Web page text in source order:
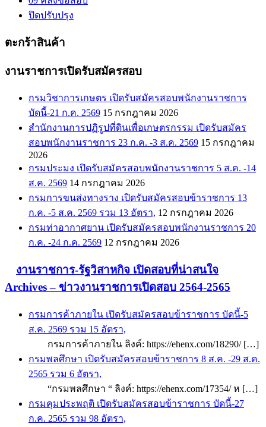
ปิดปรับปรุง
ตะกร้าสินค้า
งานราชการเปิดรับสมัครสอบ
กรมวิชาการเกษตร เปิดรับสมัครสอบพนักงานราชการ
บัดนี้-21 ก.ค. 2569 15 กรกฎาคม 2026
สำนักงานการปฏิรูปที่ดินเพื่อเกษตรกรรม เปิดรับสมัคร
สอบพนักงานราชการ 23 ก.ค. -3 ส.ค. 2569 15 กรกฎาคม
2026
กรมประมง เปิดรับสมัครสอบพนักงานราชการ 5 ส.ค. -14
ส.ค. 2569 14 กรกฎาคม 2026
กรมการขนส่งทางราง เปิดรับสมัครสอบข้าราชการ 13
ก.ค. -5 ส.ค. 2569 รวม 13 อัตรา, 12 กรกฎาคม 2026
กรมท่าอากาศยาน เปิดรับสมัครสอบพนักงานราชการ 20
ก.ค. -24 ก.ค. 2569 12 กรกฎาคม 2026
งานราชการ-รัฐวิสาหกิจ เปิดสอบที่น่าสนใจ
Archives – ข่าวงานราชการเปิดสอบ 2564-2565
กรมการค้าภายใน เปิดรับสมัครสอบข้าราชการ บัดนี้-5
ส.ค. 2569 รวม 15 อัตรา,
กรมการค้าภายใน ลิงค์: https://ehenx.com/18290/ […]
กรมพลศึกษา เปิดรับสมัครสอบข้าราชการ 8 ส.ค. -29 ส.ค.
2565 รวม 6 อัตรา,
“กรมพลศึกษา “ ลิงค์: https://ehenx.com/17354/ ห […]
กรมคุมประพฤติ เปิดรับสมัครสอบข้าราชการ บัดนี้-27
ก.ค. 2565 รวม 98 อัตรา,